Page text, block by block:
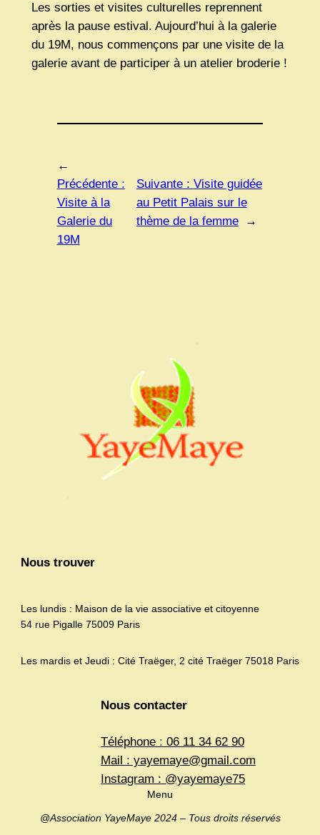
Les sorties et visites culturelles reprennent
après la pause estival. Aujourd’hui à la galerie
du 19M, nous commençons par une visite de la
galerie avant de participer à un atelier broderie !
←
Précédente :
Visite à la
Galerie du
19M
Suivante : Visite guidée
au Petit Palais sur le
thème de la femme
→
Nous trouver
Les lundis : Maison de la vie associative et citoyenne
54 rue Pigalle 75009 Paris
Les mardis et Jeudi : Cité Traëger, 2 cité Traëger 75018 Paris
Nous contacter
Téléphone : 06 11 34 62 90
Mail : yayemaye@gmail.com
Instagram : @yayemaye75
Menu
@Association YayeMaye 2024 – Tous droits réservés